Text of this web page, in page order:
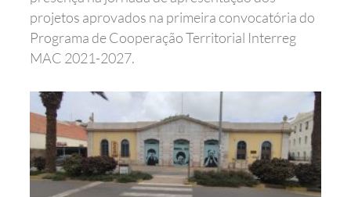
projetos aprovados na primeira convocatória do
Programa de Cooperação Territorial Interreg
MAC 2021-2027.